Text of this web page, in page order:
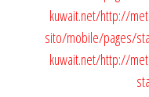
kuwait.net/http://
sito/mobile/pages/
kuwait.net/http://